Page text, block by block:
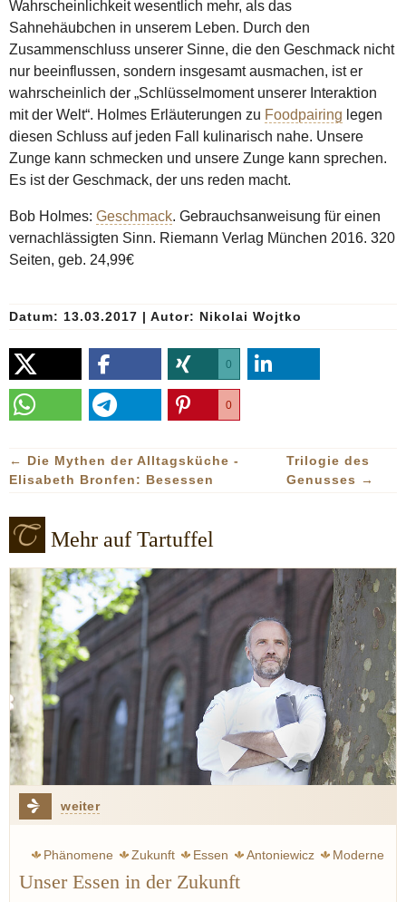
Wahrscheinlichkeit wesentlich mehr, als das
Sahnehäubchen in unserem Leben. Durch den
Zusammenschluss unserer Sinne, die den Geschmack nicht
nur beeinflussen, sondern insgesamt ausmachen, ist er
wahrscheinlich der „Schlüsselmoment unserer Interaktion
mit der Welt“. Holmes Erläuterungen zu Foodpairing legen
diesen Schluss auf jeden Fall kulinarisch nahe. Unsere
Zunge kann schmecken und unsere Zunge kann sprechen.
Es ist der Geschmack, der uns reden macht.
Bob Holmes: Geschmack. Gebrauchsanweisung für einen
vernachlässigten Sinn. Riemann Verlag München 2016. 320
Seiten, geb. 24,99€
Datum: 13.03.2017 | Autor: Nikolai Wojtko
0
0
← Die Mythen der Alltagsküche -
Elisabeth Bronfen: Besessen
Trilogie des
Genusses →
Mehr auf Tartuffel
weiter
Phänomene Zukunft Essen Antoniewicz Moderne
Unser Essen in der Zukunft